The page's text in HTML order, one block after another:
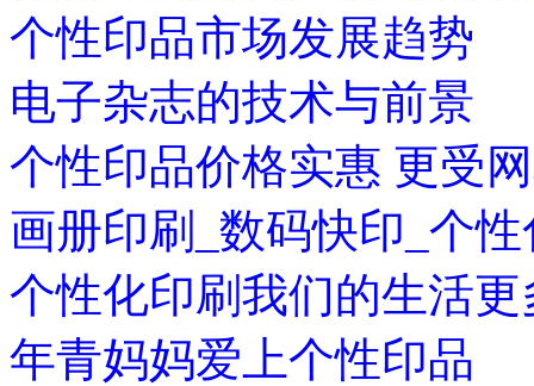
个性印品市场发展趋势
电子杂志的技术与前景
个性印品价格实惠 更受
画册印刷_数码快印_个
个性化印刷我们的生活
年青妈妈爱上个性印品